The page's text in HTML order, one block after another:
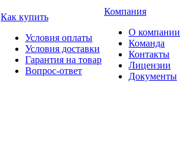
Как купить
Условия оплаты
Условия доставки
Гарантия на товар
Вопрос-ответ
Компания
О компании
Команда
Контакты
Лицензии
Документы